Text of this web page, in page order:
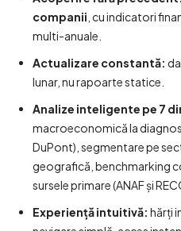
companii , cu indicatori
multi-anuale.
Actualizare constantă:
lunar, nu rapoarte statice.
Analize inteligente pe 7
macroeconomică la
DuPont), segmentare pe
geografică, benchmarking
sursele primare (ANAF și
Experiență intuitivă: hărți